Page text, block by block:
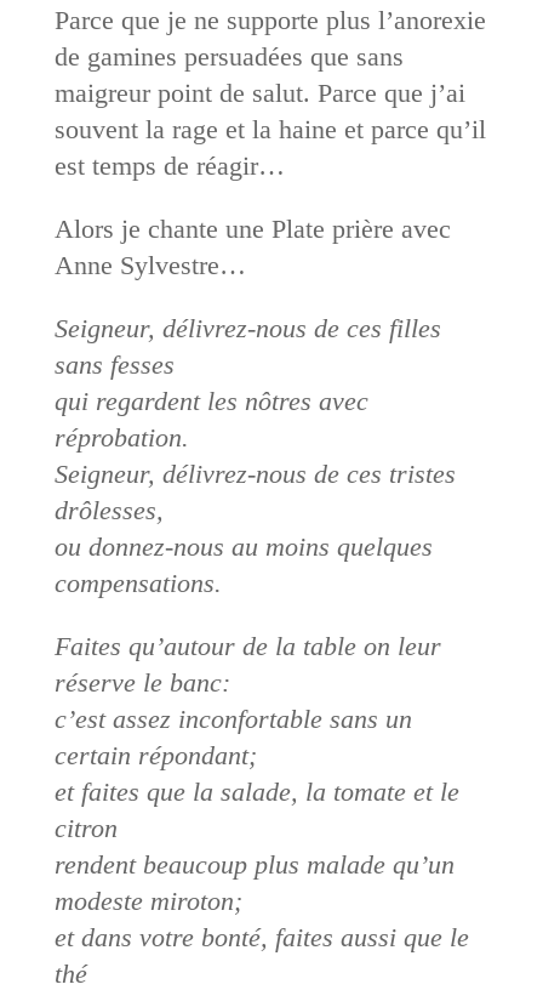
Parce que je ne supporte plus l’anorexie
de gamines persuadées que sans
maigreur point de salut. Parce que j’ai
souvent la rage et la haine et parce qu’il
est temps de réagir…
Alors je chante une Plate prière avec
Anne Sylvestre…
Seigneur, délivrez-nous de ces filles
sans fesses
qui regardent les nôtres avec
réprobation.
Seigneur, délivrez-nous de ces tristes
drôlesses,
ou donnez-nous au moins quelques
compensations.
Faites qu’autour de la table on leur
réserve le banc:
c’est assez inconfortable sans un
certain répondant;
et faites que la salade, la tomate et le
citron
rendent beaucoup plus malade qu’un
modeste miroton;
et dans votre bonté, faites aussi que le
thé